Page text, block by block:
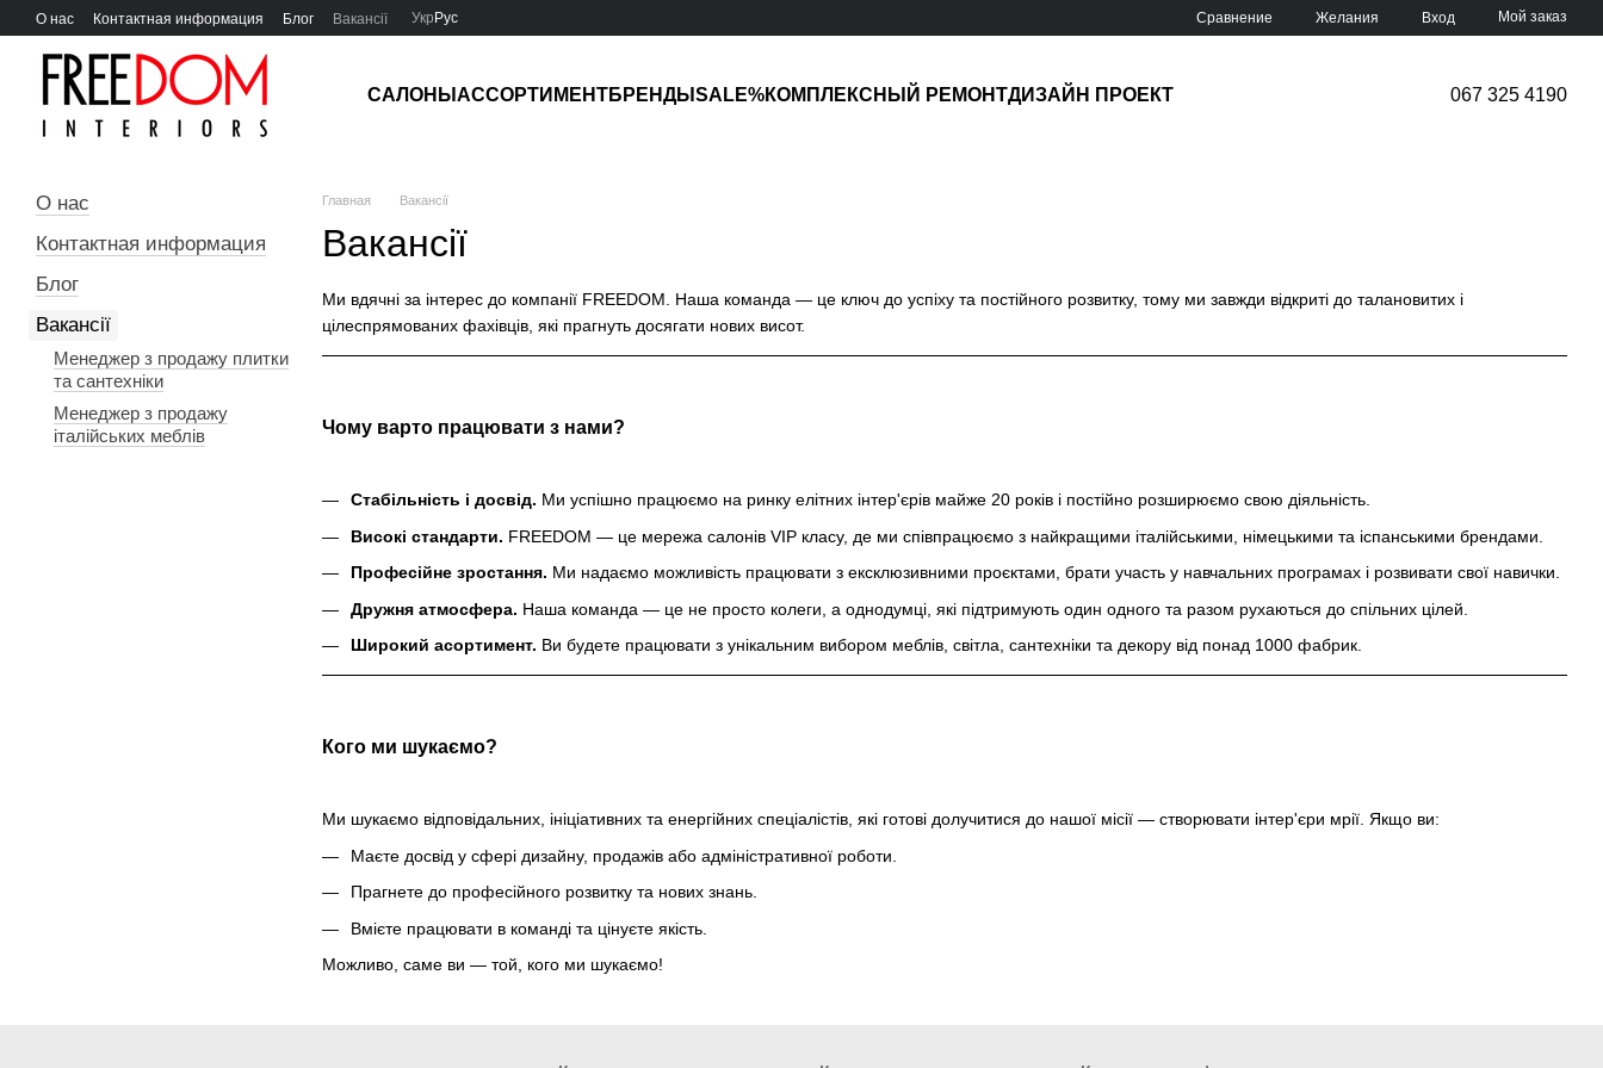
Перейти к основному контенту
О нас Контактная информация Блог Вакансії Укр Рус Сравнение Желания Вход Мой заказ
САЛОНЫ АССОРТИМЕНТБРЕНДЫ SALE%КОМПЛЕКСНЫЙ РЕМОНТДИЗАЙН ПРОЕКТ 067 325 4190
Главная Вакансії
Вакансії
Ми вдячні за інтерес до компанії FREEDOM. Наша команда — це ключ до успіху та постійного розвитку, тому ми завжди відкриті до талановитих і
цілеспрямованих фахівців, які прагнуть досягати нових висот.
Чому варто працювати з нами?
Стабільність і досвід. Ми успішно працюємо на ринку елітних інтер'єрів майже 20 років і постійно розширюємо свою діяльність.
Високі стандарти. FREEDOM — це мережа салонів VIP класу, де ми співпрацюємо з найкращими італійськими, німецькими та іспанськими брендами.
Професійне зростання. Ми надаємо можливість працювати з ексклюзивними проєктами, брати участь у навчальних програмах і розвивати свої навички.
Дружня атмосфера. Наша команда — це не просто колеги, а однодумці, які підтримують один одного та разом рухаються до спільних цілей.
Широкий асортимент. Ви будете працювати з унікальним вибором меблів, світла, сантехніки та декору від понад 1000 фабрик.
Кого ми шукаємо?
Ми шукаємо відповідальних, ініціативних та енергійних спеціалістів, які готові долучитися до нашої місії — створювати інтер'єри мрії. Якщо ви:
Маєте досвід у сфері дизайну, продажів або адміністративної роботи.
Прагнете до професійного розвитку та нових знань.
Вмієте працювати в команді та цінуєте якість.
Можливо, саме ви — той, кого ми шукаємо!
О нас
Контактная информация
Блог
Вакансії
Менеджер з продажу плитки
та сантехніки
Менеджер з продажу
італійських меблів